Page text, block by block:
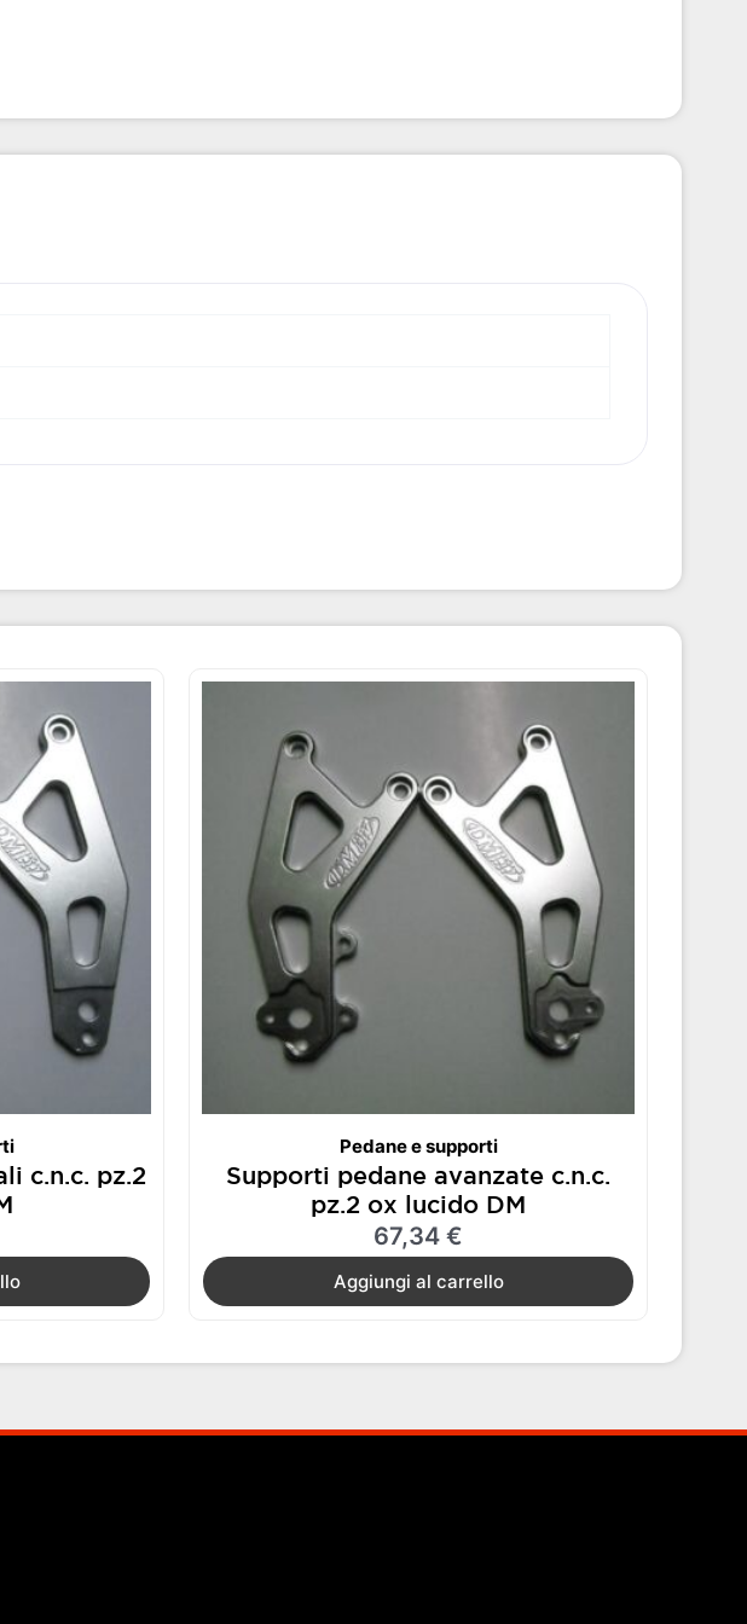
c.n.c. pz.2
Pedane e supporti
Supporti pedane avanzate c.n.c.
pz.2 ox lucido DM
67,34 €
Aggiungi al carrello